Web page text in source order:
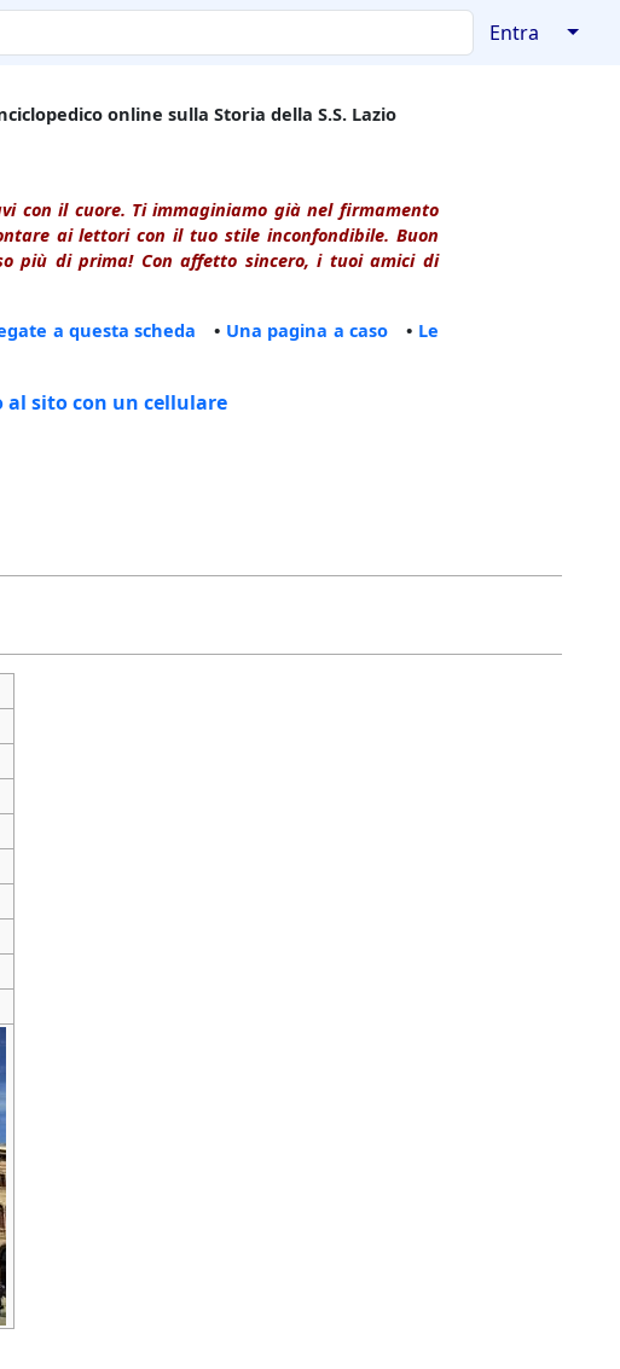
Entra ↓
online sulla Storia della S.S. Lazio
con il cuore. Ti immaginiamo già nel firmamento
ai lettori con il tuo stile inconfondibile. Buon
più di prima! Con affetto sincero, i tuoi amici di
a questa scheda • Una pagina a caso • Le
al sito con un cellulare